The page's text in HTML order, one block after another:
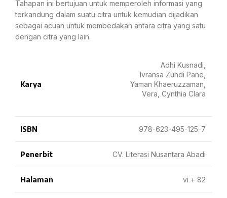
Tahapan ini bertujuan untuk memperoleh informasi yang
terkandung dalam suatu citra untuk kemudian dijadikan
sebagai acuan untuk membedakan antara citra yang satu
dengan citra yang lain.
Karya
Adhi Kusnadi,
Ivransa Zuhdi Pane,
Yaman Khaeruzzaman,
Vera, Cynthia Clara
ISBN 978-623-495-125-7
Penerbit CV. Literasi Nusantara Abadi
Halaman vi + 82